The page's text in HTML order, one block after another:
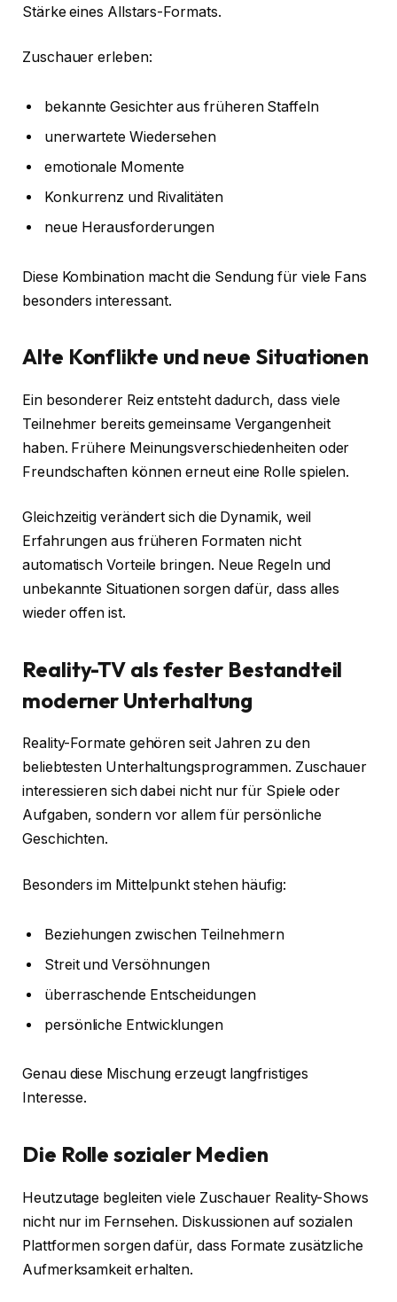
Stärke eines Allstars-Formats.
Zuschauer erleben:
bekannte Gesichter aus früheren Staffeln
unerwartete Wiedersehen
emotionale Momente
Konkurrenz und Rivalitäten
neue Herausforderungen
Diese Kombination macht die Sendung für viele Fans
besonders interessant.
Alte Konflikte und neue Situationen
Ein besonderer Reiz entsteht dadurch, dass viele
Teilnehmer bereits gemeinsame Vergangenheit
haben. Frühere Meinungsverschiedenheiten oder
Freundschaften können erneut eine Rolle spielen.
Gleichzeitig verändert sich die Dynamik, weil
Erfahrungen aus früheren Formaten nicht
automatisch Vorteile bringen. Neue Regeln und
unbekannte Situationen sorgen dafür, dass alles
wieder offen ist.
Reality-TV als fester Bestandteil
moderner Unterhaltung
Reality-Formate gehören seit Jahren zu den
beliebtesten Unterhaltungsprogrammen. Zuschauer
interessieren sich dabei nicht nur für Spiele oder
Aufgaben, sondern vor allem für persönliche
Geschichten.
Besonders im Mittelpunkt stehen häufig:
Beziehungen zwischen Teilnehmern
Streit und Versöhnungen
überraschende Entscheidungen
persönliche Entwicklungen
Genau diese Mischung erzeugt langfristiges
Interesse.
Die Rolle sozialer Medien
Heutzutage begleiten viele Zuschauer Reality-Shows
nicht nur im Fernsehen. Diskussionen auf sozialen
Plattformen sorgen dafür, dass Formate zusätzliche
Aufmerksamkeit erhalten.